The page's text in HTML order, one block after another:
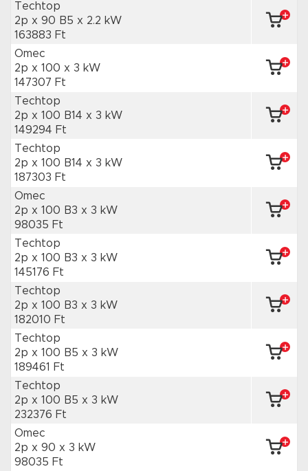
Techtop
2p x 90 B5 x 2.2 kW
163883 Ft
Omec
2p x 100 x 3 kW
147307 Ft
Techtop
2p x 100 B14 x 3 kW
149294 Ft
Techtop
2p x 100 B14 x 3 kW
187303 Ft
Omec
2p x 100 B3 x 3 kW
98035 Ft
Techtop
2p x 100 B3 x 3 kW
145176 Ft
Techtop
2p x 100 B3 x 3 kW
182010 Ft
Techtop
2p x 100 B5 x 3 kW
189461 Ft
Techtop
2p x 100 B5 x 3 kW
232376 Ft
Omec
2p x 90 x 3 kW
98035 Ft